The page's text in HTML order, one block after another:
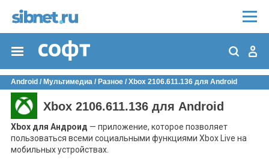
Android / Мультимедиа / Разное / Xbox 2106.611.136 для Android
Xbox 2106.611.136 для Android
Xbox для Андроид — приложение, которое позволяет
пользоваться всеми социальными функциями Xbox Live на
мобильных устройствах.